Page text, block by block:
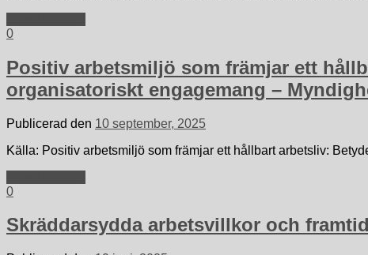
0
Positiv arbetsmiljö som främjar ett
organisatoriskt engagemang –
Publicerad den 10 september, 2025
Källa: Positiv arbetsmiljö som främjar ett hållbart arbetsliv:
0
Skräddarsydda arbetsvillkor och